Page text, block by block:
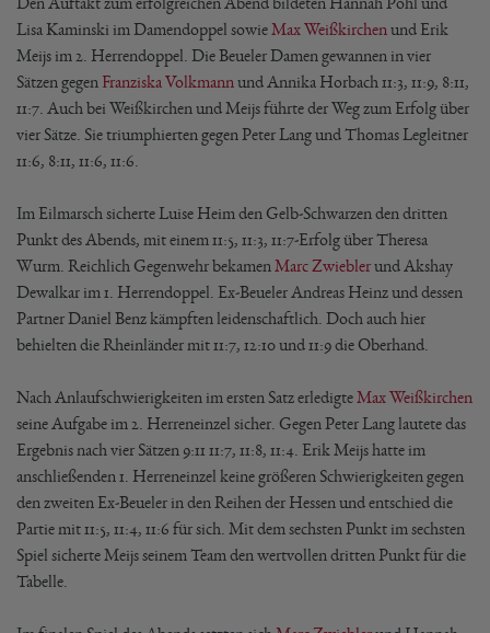
Lisa Kaminski im Damendoppel sowieMax Weißkirchen und Erik
Meijs im 2. Herrendoppel. Die Beueler Damen gewannen in vier
Sätzen gegen Franziska Volkmann und Annika Horbach 11:3, 11:9, 8:11,
11:7. Auch bei Weißkirchen und Meijs führte der Weg zum Erfolg über
vier Sätze. Sie triumphierten gegen Peter Lang und Thomas Legleitner
11:6, 8:11, 11:6, 11:6.
Im Eilmarsch sicherte Luise Heim den Gelb-Schwarzen den dritten
Punkt des Abends, mit einem 11:5, 11:3, 11:7-Erfolg über Theresa
Wurm. Reichlich Gegenwehr bekamen Marc Zwieblerund Akshay
Dewalkar im 1. Herrendoppel. Ex-Beueler Andreas Heinz und dessen
Partner Daniel Benz kämpften leidenschaftlich. Doch auch hier
behielten die Rheinländer mit 11:7, 12:10 und 11:9 die Oberhand.
Nach Anlaufschwierigkeiten im ersten Satz erledigteMax Weißkirchen
seine Aufgabe im 2. Herreneinzel sicher. Gegen Peter Lang lautete das
Ergebnis nach vier Sätzen 9:11 11:7, 11:8, 11:4. Erik Meijs hatte im
anschließenden 1. Herreneinzel keine größeren Schwierigkeiten gegen
den zweiten Ex-Beueler in den Reihen der Hessen und entschied die
Partie mit 11:5, 11:4, 11:6 für sich. Mit dem sechsten Punkt im sechsten
Spiel sicherte Meijs seinem Team den wertvollen dritten Punkt für die
Tabelle.